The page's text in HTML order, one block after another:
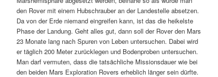
den Rover mit einem Hubschrauber an der Landestelle absetzen.
Da von der Erde niemand eingreifen kann, ist das die heikelste
Phase der Landung. Geht alles gut, dann soll der Rover den Mars
23 Monate lang nach Spuren von Leben untersuchen. Dabei wird
er täglich 200 Meter zurücklegen und Bodenproben untersuchen.
Man darf vermuten, dass die tatsächliche Missionsdauer wie bei
den beiden Mars Exploration Rovers erheblich länger sein dürfte.